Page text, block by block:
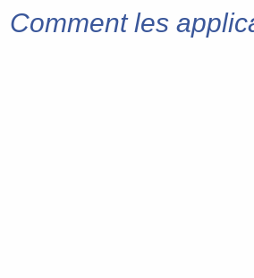
Comment les